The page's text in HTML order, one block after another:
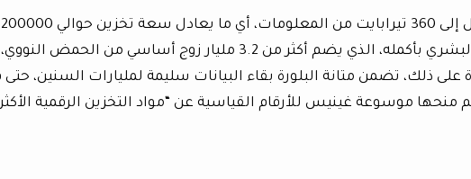
يسمح هيكل البلورة بتخزين ما يصل إلى 360 تيرابايت من المعلومات، أي ما يعادل سعة تخزين حوالي 200000
قرص DVD. وهذا يعني أن الجينوم البشري بأكمله، الذي يضم أكثر من 3.2 مليار زوج أساسي من الحمض النووي،
على ذلك، تضمن متانة البلورة بقاء البيانات سليمة لمليارات السنين، حتى
منحها موسوعة غينيس للأرقام القياسية عن “مواد التخزين الرقمية الأكثر